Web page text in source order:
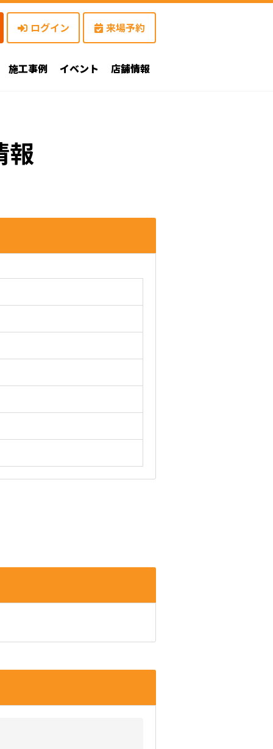
ログイン 来場予約
施工事例 イベント 店舗情報
報